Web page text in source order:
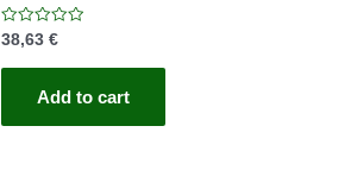
Rated
out
38,63 €
Add to cart